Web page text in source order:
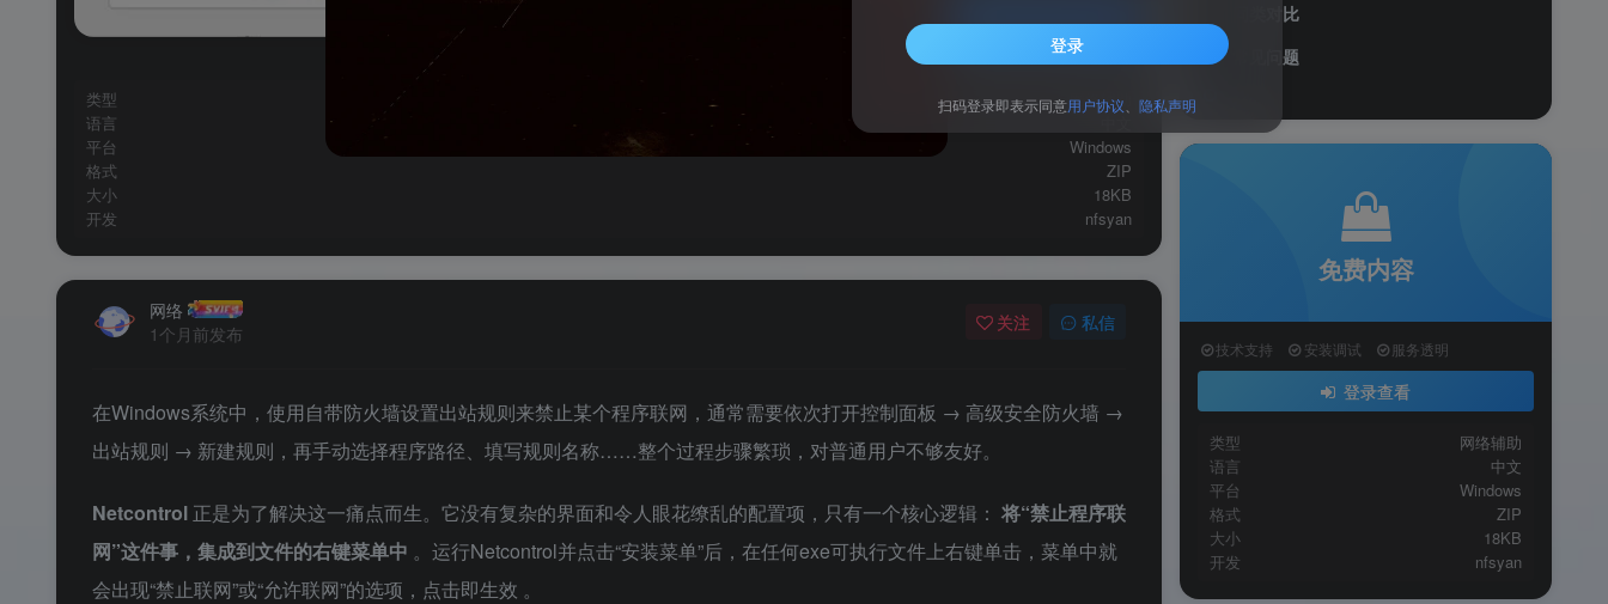
技术支持 安装调试
类型
网络辅助
语言
平台
Windows
格式
ZIP
大小
18KB
开发
nfsyan
网络
1个月前发布
关注 私信
在Windows系统中，使用自带防火墙设置出站规则来禁止某个程序联网，通常需要依次打开控制面板 → 高级安全防火墙 →
出站规则 → 新建规则，再手动选择程序路径、填写规则名称……整个过程步骤繁琐，对普通用户不够友好。
Netcontrol 正是为了解决这一痛点而生。它没有复杂的界面和令人眼花缭乱的配置项，只有一个核心逻辑： 将“禁止程序联
网”这件事，集成到文件的右键菜单中 。运行Netcontrol并点击“安装菜单”后，在任何exe可执行文件上右键单击，菜单中就
会出现“禁止联网”或“允许联网”的选项，点击即生效 。
同类对比
常见问题
免费内容
技术支持 安装调试 服务透明
登录查看
类型
网络辅助
语言
中文
平台
Windows
格式
ZIP
大小
18KB
开发
nfsyan
登录
扫码登录即表示同意用户协议 隐私声明